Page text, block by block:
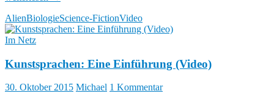
AlienBiologieScience-FictionVideo
Im Netz
Kunstsprachen: Eine Einführung (Video)
30. Oktober 2015 Michael 1 Kommentar